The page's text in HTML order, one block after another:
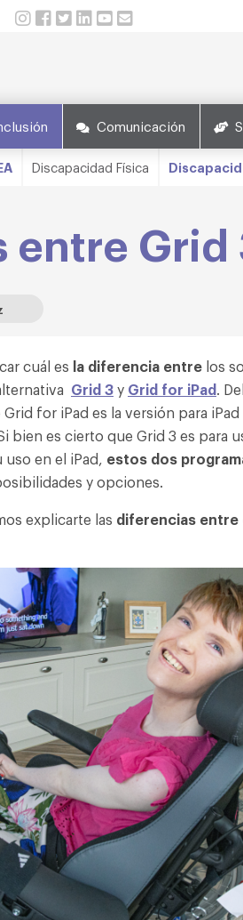
Comunicación
Discapacidad Física
entre Grid
cuál es la diferencia entre los
Grid 3y Grid for iPad.
for iPad es la versión para
bien es cierto que Grid 3 es para
en el iPad, estos dos
y opciones.
explicarte las diferencias entre